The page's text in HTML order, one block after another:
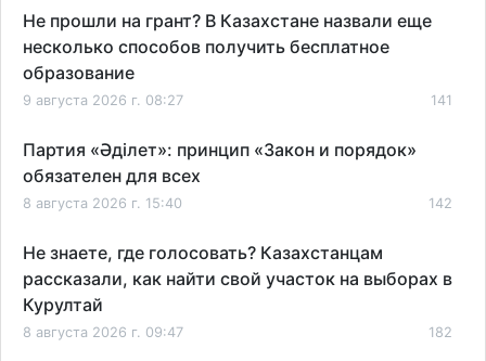
Не прошли на грант? В Казахстане назвали еще
несколько способов получить бесплатное
образование
9 августа 2026 г. 08:27 141
Партия «Әділет»: принцип «Закон и порядок»
обязателен для всех
8 августа 2026 г. 15:40 142
Не знаете, где голосовать? Казахстанцам
рассказали, как найти свой участок на выборах в
Курултай
8 августа 2026 г. 09:47 182